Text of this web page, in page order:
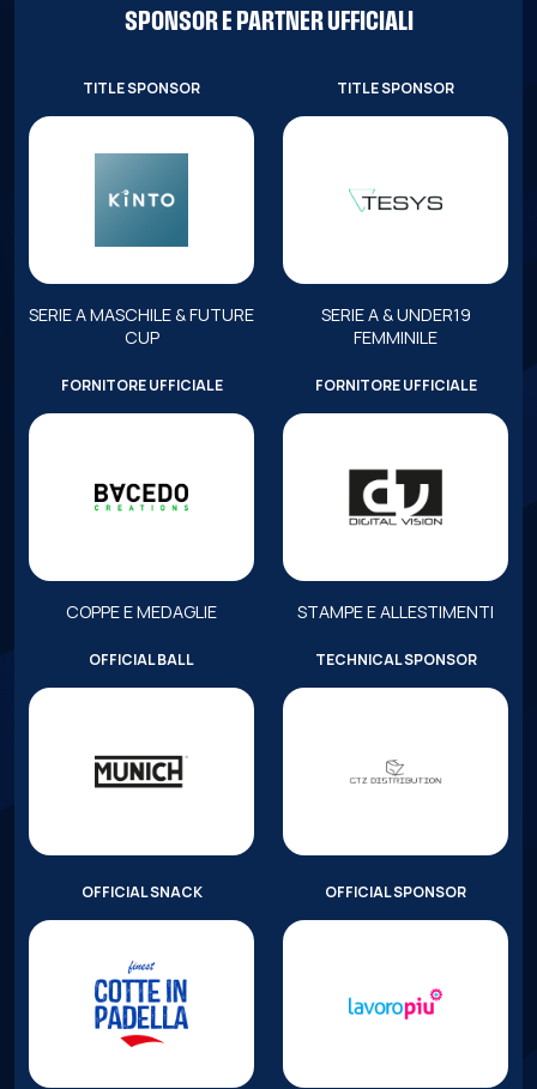
SPONSOR E PARTNER UFFICIALI
TITLE SPONSOR
SERIE A MASCHILE & FUTURE
CUP
TITLE SPONSOR
SERIE A & UNDER19
FEMMINILE
FORNITORE UFFICIALE
COPPE E MEDAGLIE
FORNITORE UFFICIALE
STAMPE E ALLESTIMENTI
OFFICIAL BALL TECHNICAL SPONSOR
OFFICIAL SNACK OFFICIAL SPONSOR